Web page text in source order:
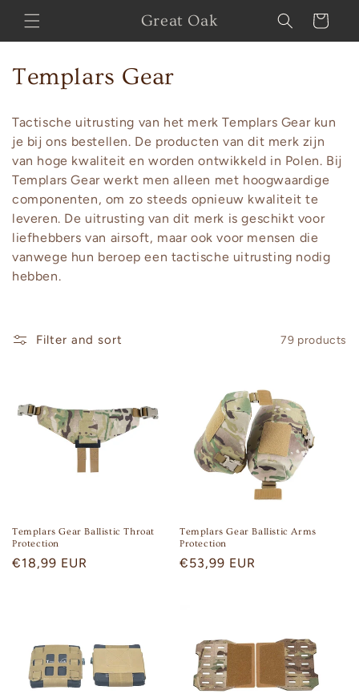
Skip to
content
Great Oak Cart
C
l
l
e
c
t
Templars Gear
Tactische uitrusting van het merk Templars Gear kun
je bij ons bestellen. De producten van dit merk zijn
van hoge kwaliteit en worden ontwikkeld in Polen. Bij
Templars Gear werkt men alleen met hoogwaardige
componenten, om zo steeds opnieuw kwaliteit te
leveren. De uitrusting van dit merk is geschikt voor
liefhebbers van airsoft, maar ook voor mensen die
vanwege hun beroep een tactische uitrusting nodig
hebben.
Filter and sort 79 products
Templars Gear Ballistic Throat
Protection
Regular
€18,99 EUR
Templars Gear Ballistic Arms
Protection
Regular
€53,99 EUR